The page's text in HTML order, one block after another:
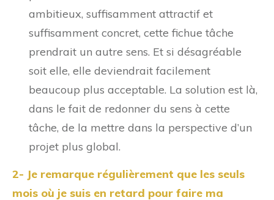
ambitieux, suffisamment attractif et
suffisamment concret, cette fichue tâche
prendrait un autre sens. Et si désagréable
soit elle, elle deviendrait facilement
beaucoup plus acceptable. La solution est là,
dans le fait de redonner du sens à cette
tâche, de la mettre dans la perspective d’un
projet plus global.
2- Je remarque régulièrement que les seuls
mois où je suis en retard pour faire ma